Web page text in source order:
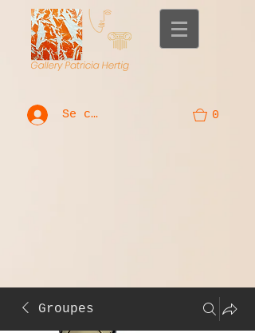
Se connecter 0
Groupes